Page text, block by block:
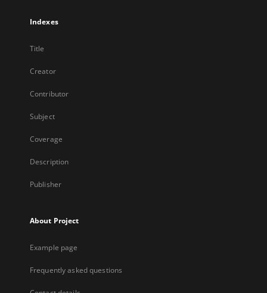
Indexes
Title
Creator
Contributor
Subject
Coverage
Description
Publisher
About Project
Example page
Frequently asked questions